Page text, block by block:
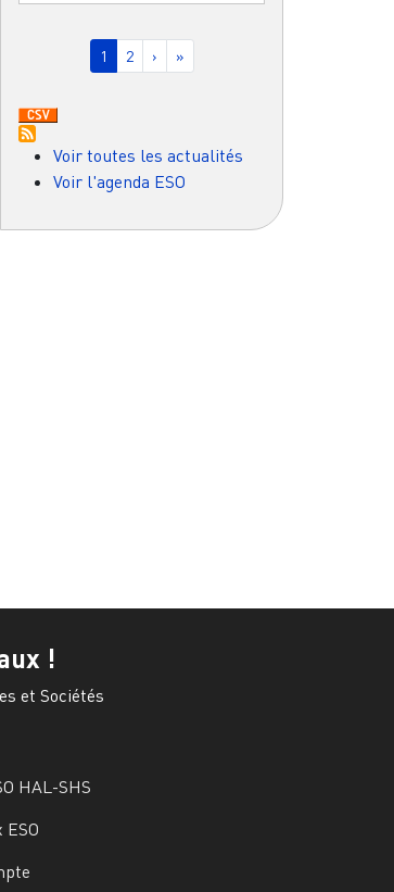
Pagination
Page courante
1 Page
2 Page suivante
› Dernière page
»
Voir toutes les actualités
Voir l'agenda ESO
!
et Sociétés
HAL-SHS